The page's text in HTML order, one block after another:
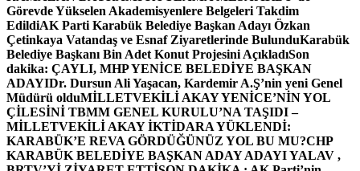
Görevde Yükselen Akademisyenlere Belgeleri Takdim
EdildiAK Parti Karabük Belediye Başkan Adayı Özkan
Çetinkaya Vatandaş ve Esnaf Ziyaretlerinde BulunduKarabük
Belediye Başkanı Bin Adet Konut Projesini AçıkladıSon
dakika: ÇAYLI, MHP YENİCE BELEDİYE BAŞKAN
ADAYIDr. Dursun Ali Yaşacan, Kardemir A.Ş’nin yeni Genel
Müdürü olduMİLLETVEKİLİ AKAY YENİCE’NİN YOL
ÇİLESİNİ TBMM GENEL KURULU’NA TAŞIDI –
MİLLETVEKİLİ AKAY İKTİDARA YÜKLENDİ:
KARABÜK’E REVA GÖRDÜĞÜNÜZ YOL BU MU?CHP
KARABÜK BELEDİYE BAŞKAN ADAY ADAYI YALAV ,